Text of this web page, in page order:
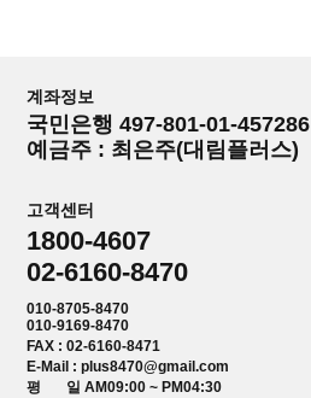
계좌정보
국민은행 497-801-01-457286
예금주 : 최은주(대림플러스)
고객센터
1800-4607
02-6160-8470
010-8705-8470
010-9169-8470
FAX : 02-6160-8471
E-Mail : plus8470@gmail.com
평 일 AM09:00 ~ PM04:30